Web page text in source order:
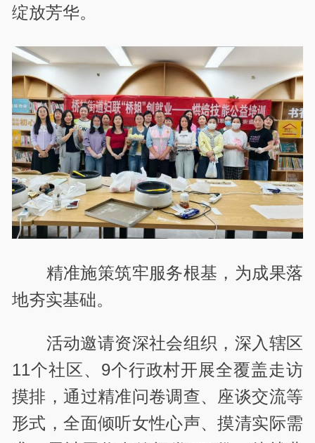
绽放芳华。
精准施策筑牢服务根基，为成果落
地夯实基础。
活动邀请资深社会组织，深入辖区
11个社区、9个行政村开展全覆盖走访
摸排，通过精准问卷调查、座谈交流等
形式，全面倾听女性心声、摸清实际需